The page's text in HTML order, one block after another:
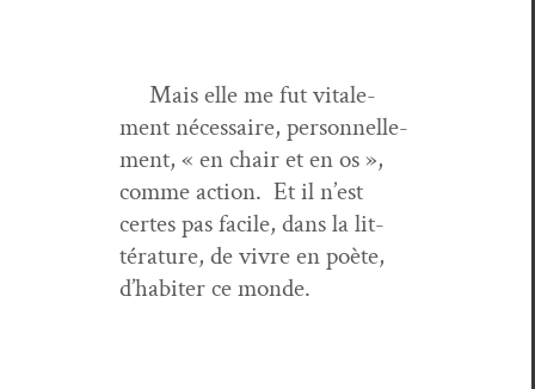
Mais elle me fut vitale­
ment néces­saire, per­son­nelle­
ment, « en chair et en os »,
comme action. Et il n’est
certes pas facile, dans la lit­
téra­ture, de vivre en poète,
d’habiter ce monde.